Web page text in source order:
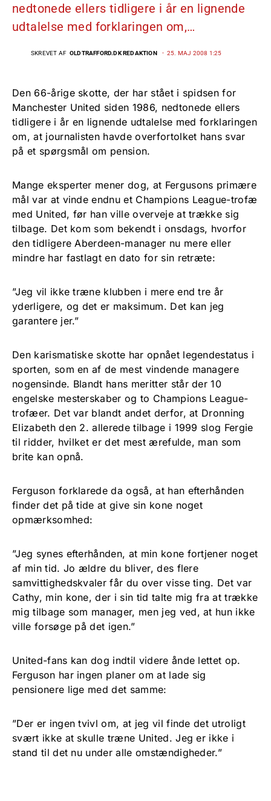
nedtonede ellers tidligere i år en lignende
udtalelse med forklaringen om,…
SKREVET AF OLDTRAFFORD.DK REDAKTION 25. MAJ 2008 1:25
Den 66-årige skotte, der har stået i spidsen for
Manchester United siden 1986, nedtonede ellers
tidligere i år en lignende udtalelse med forklaringen
om, at journalisten havde overfortolket hans svar
på et spørgsmål om pension.
Mange eksperter mener dog, at Fergusons primære
mål var at vinde endnu et Champions League-trofæ
med United, før han ville overveje at trække sig
tilbage. Det kom som bekendt i onsdags, hvorfor
den tidligere Aberdeen-manager nu mere eller
mindre har fastlagt en dato for sin retræte:
”Jeg vil ikke træne klubben i mere end tre år
yderligere, og det er maksimum. Det kan jeg
garantere jer.”
Den karismatiske skotte har opnået legendestatus i
sporten, som en af de mest vindende managere
nogensinde. Blandt hans meritter står der 10
engelske mesterskaber og to Champions League-
trofæer. Det var blandt andet derfor, at Dronning
Elizabeth den 2. allerede tilbage i 1999 slog Fergie
til ridder, hvilket er det mest ærefulde, man som
brite kan opnå.
Ferguson forklarede da også, at han efterhånden
finder det på tide at give sin kone noget
opmærksomhed:
”Jeg synes efterhånden, at min kone fortjener noget
af min tid. Jo ældre du bliver, des flere
samvittighedskvaler får du over visse ting. Det var
Cathy, min kone, der i sin tid talte mig fra at trække
mig tilbage som manager, men jeg ved, at hun ikke
ville forsøge på det igen.”
United-fans kan dog indtil videre ånde lettet op.
Ferguson har ingen planer om at lade sig
pensionere lige med det samme:
”Der er ingen tvivl om, at jeg vil finde det utroligt
svært ikke at skulle træne United. Jeg er ikke i
stand til det nu under alle omstændigheder.”